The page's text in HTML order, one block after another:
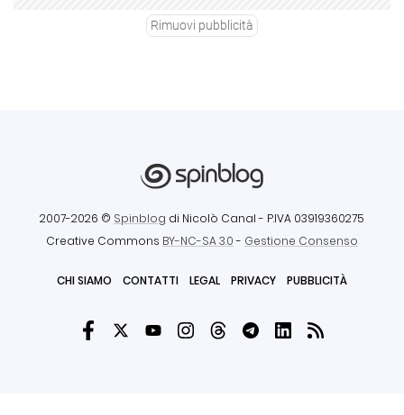
Rimuovi pubblicità
2007-2026 © Spinblog di Nicolò Canal - P.IVA 03919360275
Creative Commons BY-NC-SA 3.0- Gestione Consenso
CHI SIAMO CONTATTI LEGAL PRIVACY PUBBLICITÀ